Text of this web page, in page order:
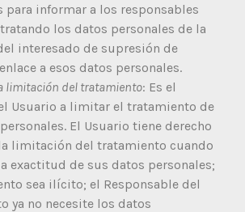
para informar a los responsables
los datos personales de la
interesado de supresión de
a esos datos personales.
limitación del tratamiento: Es el
Usuario a limitar el tratamiento de
El Usuario tiene derecho
limitación del tratamiento cuando
exactitud de sus datos personales;
sea ilícito; el Responsable del
ya no necesite los datos